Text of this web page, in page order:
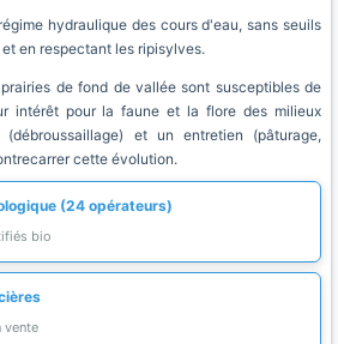
hydraulique des cours d'eau, sans seuils
en respectant les ripisylves.
de fond de vallée sont susceptibles de
intérêt pour la faune et la flore des milieux
et un entretien (pâturage,
cette évolution.
(24 opérateurs)
bio
vente